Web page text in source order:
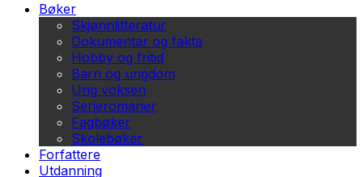
Bøker
Skjønnlitteratur
Dokumentar og fakta
Hobby og fritid
Barn og ungdom
Ung voksen
Serieromaner
Fagbøker
Skolebøker
Forfattere
Utdanning